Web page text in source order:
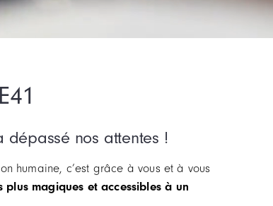
nos attentes !
humaine, c’est grâce à vous et à vous
magiques et accessibles à un